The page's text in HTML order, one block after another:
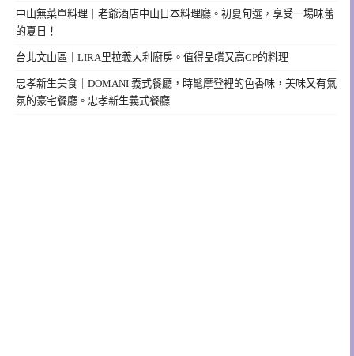
中山無菜單料理｜老爺酒店中山日本料理廳。初夏旬選，享受一場味蕾
的夏日！
台北文山區｜LIRA里拉義大利廚房。值得品嚐又高CP的料理
忠孝新生美食｜DOMANI 義式餐廳，時髦摩登裡的色香味，美味又有氣
氛的豪宅餐廳。忠孝新生義式餐廳